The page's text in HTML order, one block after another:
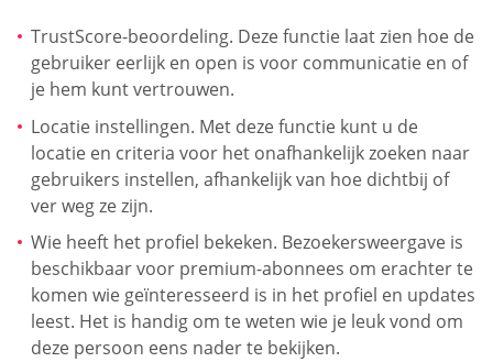
TrustScore-beoordeling. Deze functie laat zien hoe de
gebruiker eerlijk en open is voor communicatie en of
je hem kunt vertrouwen.
Locatie instellingen. Met deze functie kunt u de
locatie en criteria voor het onafhankelijk zoeken naar
gebruikers instellen, afhankelijk van hoe dichtbij of
ver weg ze zijn.
Wie heeft het profiel bekeken. Bezoekersweergave is
beschikbaar voor premium-abonnees om erachter te
komen wie geïnteresseerd is in het profiel en updates
leest. Het is handig om te weten wie je leuk vond om
deze persoon eens nader te bekijken.